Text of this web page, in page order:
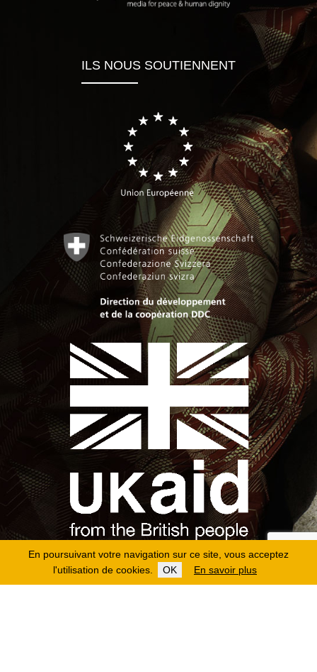
En poursuivant votre navigation sur ce site, vous acceptez
l'utilisation de cookies.
OK En savoir plus
ILS NOUS SOUTIENNENT